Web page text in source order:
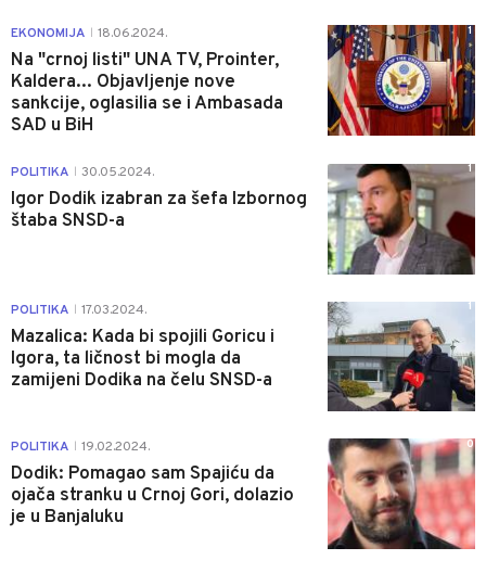
EKONOMIJA 18.06.2024.
Na "crnoj listi" UNA TV, Prointer,
Kaldera... Objavljenje nove
sankcije, oglasilia se i Ambasada
SAD u BiH
1
POLITIKA 30.05.2024.
Igor Dodik izabran za šefa Izbornog
štaba SNSD-a
1
POLITIKA 17.03.2024.
Mazalica: Kada bi spojili Goricu i
Igora, ta ličnost bi mogla da
zamijeni Dodika na čelu SNSD-a
1
POLITIKA 19.02.2024.
Dodik: Pomagao sam Spajiću da
ojača stranku u Crnoj Gori, dolazio
je u Banjaluku
0